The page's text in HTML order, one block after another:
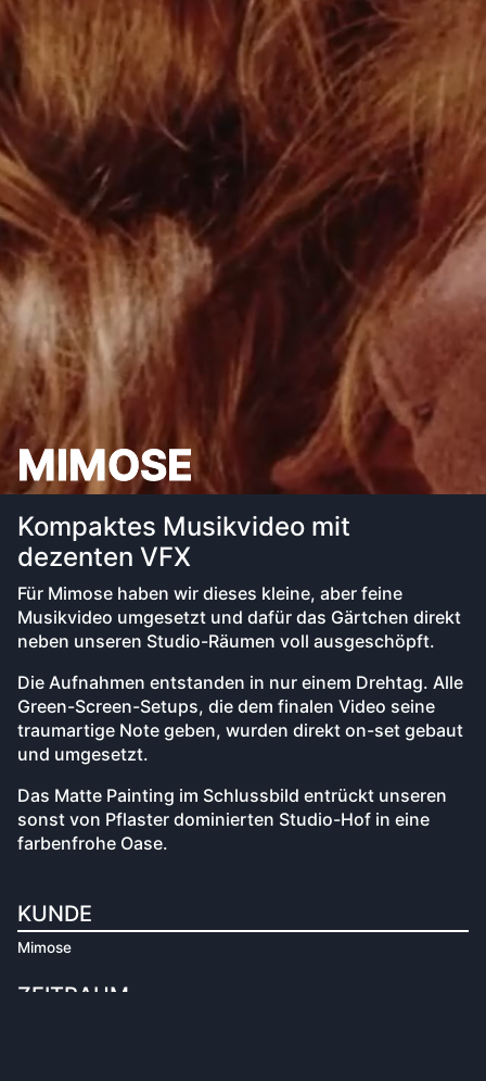
MIMOSE
Kompaktes Musikvideo mit
dezenten VFX
Für Mimose haben wir dieses kleine, aber feine
Musikvideo umgesetzt und dafür das Gärtchen direkt
neben unseren Studio-Räumen voll ausgeschöpft.
Die Aufnahmen entstanden in nur einem Drehtag. Alle
Green-Screen-Setups, die dem finalen Video seine
traumartige Note geben, wurden direkt on-set gebaut
und umgesetzt.
Das Matte Painting im Schlussbild entrückt unseren
sonst von Pflaster dominierten Studio-Hof in eine
farbenfrohe Oase.
KUNDE
Mimose
ZEITRAUM